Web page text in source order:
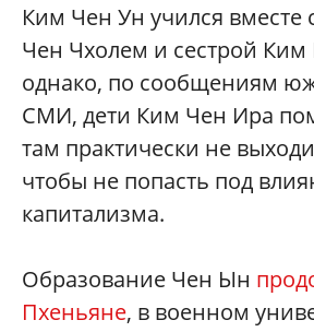
Ким Чен Ун учился вместе
Чен Чхолем и сестрой
однако, по сообщениям
СМИ, дети Ким Чен Ира
там практически не
чтобы не попасть под
капитализма.
Образование Чен Ын
Пхеньяне, в военном